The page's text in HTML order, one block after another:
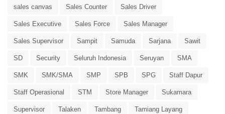
sales canvas Sales Counter Sales Driver
Sales Executive Sales Force Sales Manager
Sales Supervisor Sampit Samuda Sarjana Sawit
SD Security Seluruh Indonesia Seruyan SMA
SMK SMK/SMA SMP SPB SPG Staff Dapur
Staff Operasional STM Store Manager Sukamara
Supervisor Talaken Tambang Tamiang Layang